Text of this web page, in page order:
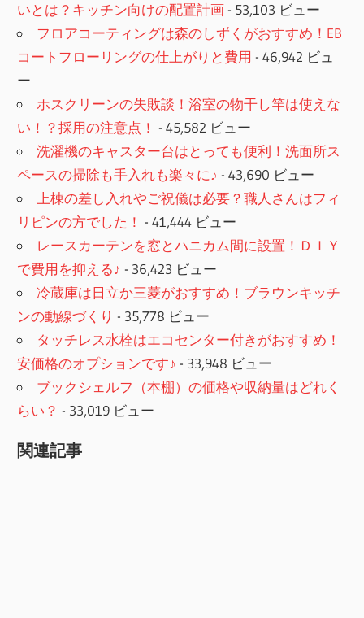
いとは？キッチン向けの配置計画- 53,103 ビュー
フロアコーティングは森のしずくがおすすめ！EB
コートフローリングの仕上がりと費用 - 46,942 ビュ
ー
ホスクリーンの失敗談！浴室の物干し竿は使えな
い！？採用の注意点！ - 45,582 ビュー
洗濯機のキャスター台はとっても便利！洗面所ス
ペースの掃除も手入れも楽々に♪ - 43,690 ビュー
上棟の差し入れやご祝儀は必要？職人さんはフィ
リピンの方でした！ - 41,444 ビュー
レースカーテンを窓とハニカム間に設置！ＤＩＹ
で費用を抑える♪ - 36,423 ビュー
冷蔵庫は日立か三菱がおすすめ！ブラウンキッチ
ンの動線づくり - 35,778 ビュー
タッチレス水栓はエコセンター付きがおすすめ！
安価格のオプションです♪ - 33,948 ビュー
ブックシェルフ（本棚）の価格や収納量はどれく
らい？ - 33,019 ビュー
関連記事